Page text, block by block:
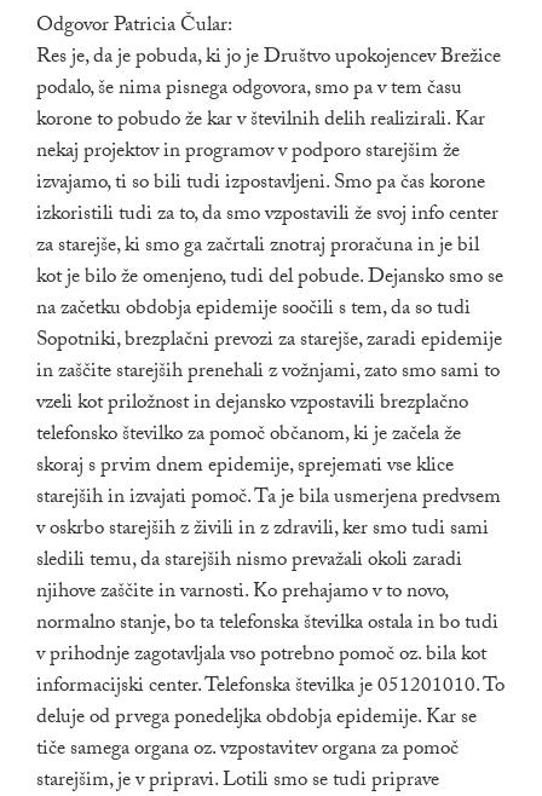
Odgovor Patricia Čular:
Res je, da je pobuda, ki jo je Društvo upokojencev Brežice
podalo, še nima pisnega odgovora, smo pa v tem času
korone to pobudo že kar v številnih delih realizirali. Kar
nekaj projektov in programov v podporo starejšim že
izvajamo, ti so bili tudi izpostavljeni. Smo pa čas korone
izkoristili tudi za to, da smo vzpostavili že svoj info center
za starejše, ki smo ga začrtali znotraj proračuna in je bil
kot je bilo že omenjeno, tudi del pobude. Dejansko smo se
na začetku obdobja epidemije soočili s tem, da so tudi
Sopotniki, brezplačni prevozi za starejše, zaradi epidemije
in zaščite starejših prenehali z vožnjami, zato smo sami to
vzeli kot priložnost in dejansko vzpostavili brezplačno
telefonsko številko za pomoč občanom, ki je začela že
skoraj s prvim dnem epidemije, sprejemati vse klice
starejših in izvajati pomoč. Ta je bila usmerjena predvsem
v oskrbo starejših z živili in z zdravili, ker smo tudi sami
sledili temu, da starejših nismo prevažali okoli zaradi
njihove zaščite in varnosti. Ko prehajamo v to novo,
normalno stanje, bo ta telefonska številka ostala in bo tudi
v prihodnje zagotavljala vso potrebno pomoč oz. bila kot
informacijski center. Telefonska številka je 051201010. To
deluje od prvega ponedeljka obdobja epidemije. Kar se
tiče samega organa oz. vzpostavitev organa za pomoč
starejšim, je v pripravi. Lotili smo se tudi priprave